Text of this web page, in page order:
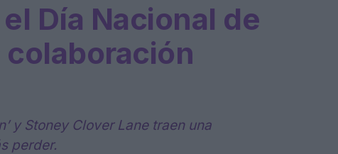
Día Nacional de
colaboración
y Stoney Clover Lane traen una
perder.